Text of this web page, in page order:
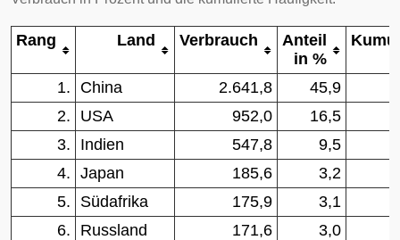
Rang Land Verbrauch
Anteil
in %
1. China 2.641,8
45,9
2.
USA 952,0
16,5
3.
Indien 547,8
9,5
4. Japan 185,6
3,2
5.
Südafrika 175,9
3,1
6.
Russland 171,6
3,0